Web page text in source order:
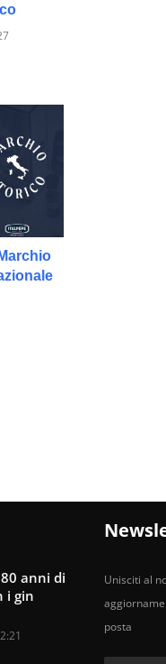
anni di
i gin
Unisciti al
posta